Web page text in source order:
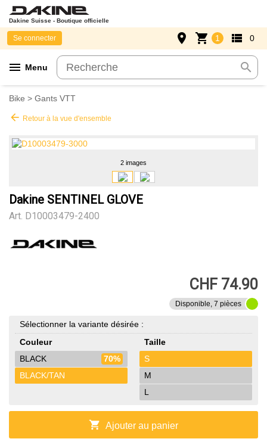
Dakine Suisse - Boutique officielle
menu Menu search
Se connecter place shopping_cart 1 view_list 0
Bike > Gants VTT
arrow_back Retour à la vue d'ensemble
2 images
Dakine SENTINEL GLOVE
Art. D10003479-2400
CHF 74.90
Disponible, 7 pièces
Sélectionner la variante désirée :
Couleur
BLACK
70%
BLACK/TAN
Taille
S
M
L
shopping_cart Ajouter au panier